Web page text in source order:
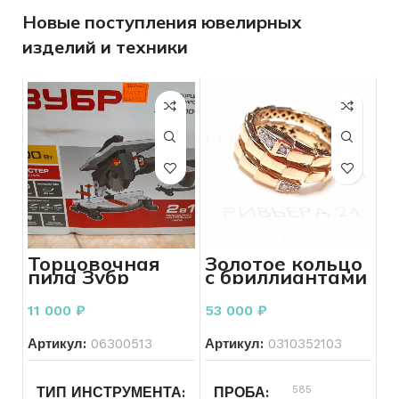
Новые поступления ювелирных
изделий и техники
Торцовочная
пила Зубр
комбинированн
ая ЗПТК-210-
1500
11 000 ₽
Артикул: 06300513
ТИП ИНСТРУМЕНТА Электроинструменты
Золотое кольцо
с бриллиантами
585 пробы вес
4.06 грамм
53 000 ₽
Артикул: 0310352103
ПРОБА 585